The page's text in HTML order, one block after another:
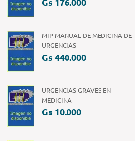
MIP MANUAL DE MEDICINA DE
URGENCIAS
Gs 440.000
URGENCIAS GRAVES EN
MEDICINA
Gs 10.000